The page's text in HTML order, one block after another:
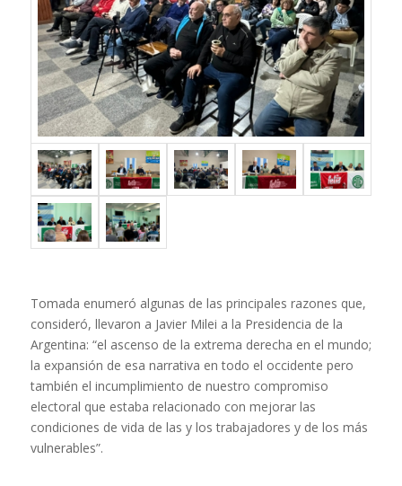
Tomada enumeró algunas de las principales razones que,
consideró, llevaron a Javier Milei a la Presidencia de la
Argentina: “el ascenso de la extrema derecha en el mundo;
la expansión de esa narrativa en todo el occidente pero
también el incumplimiento de nuestro compromiso
electoral que estaba relacionado con mejorar las
condiciones de vida de las y los trabajadores y de los más
vulnerables”.